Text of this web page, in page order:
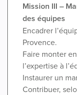
Mission III –
des équipes
Encadrer
Provence.
Faire monter
l’expertise à
Instaurer un
Contribuer,